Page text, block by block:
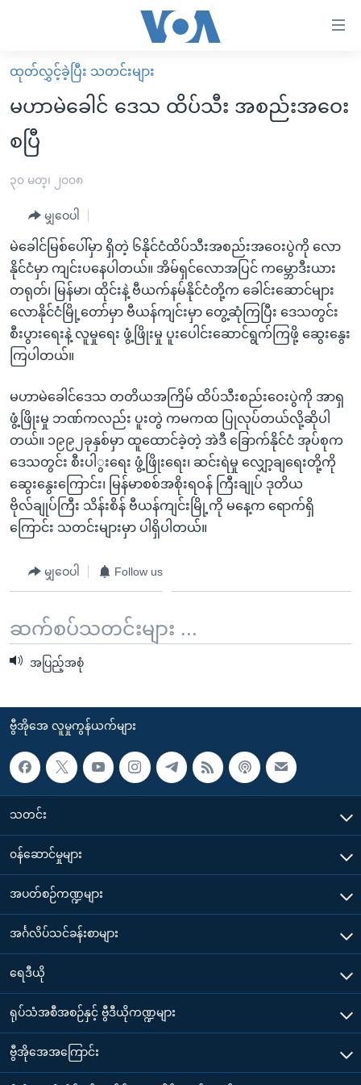
လွယ်ကူ
စေ
သည့်
Link
များ
အကြောင်းအရာ
သို့
ကျော်
ကြည့်
ရန်
ပင်မ
အ
စာမျက်နှာ
သို့
ရန်
ရှာဖွေ
ရန်
မူလစာမျက်နှာ
မြန်မာ
ကမ္ဘာ့သတင်းများ
အစ္စရေး-ပါလက်စတိုင်း
ရပ်ဝန်းတခု လမ်းတခု အလွန်
အင်္ဂလိပ်စာလေ့လာမယ်
အမေရိကန်သုံးအီဒီယံ
မကြေးမုံရဲ့ အင်္ဂလိပ်စာ
ရုပ်ရှင်ထဲက အင်္ဂလိပ်စာ
အပတ်စဉ်ကဏ္ဍများ
ရေဒီယို
တီဗွီ
ရေဒီယိုနှင့်ရုပ်သံ အချက်အလက်များ
ရေဒီယို/တီဗွီအစီအစဉ်
Learning English
ဗွီအိုအေ လူမှုကွန်ယက်များ
ဘာသာစကားများ
ထုတ်လွှင့်ခဲ့ပြီး သတင်းများ
မဟာမဲခေါင် ဒေသ ထိပ်သီး အစည်းအဝေး
စပြီ
၃၀ မတ္၊ ၂၀၀၈
မျှဝေပါ
မဲခေါင်မြစ်ပေါ်မှာ ရှိတဲ့ ၆နိုင်ငံထိပ်သီးအစည်းအဝေးပွဲကို လော
နိုင်ငံမှာ ကျင်းပနေပါတယ်။ အိမ်ရှင်လောအပြင် ကမ္ဘောဒီးယား
တရုတ်၊ မြန်မာ၊ ထိုင်းနဲ့ ဗီယက်နမ်နိုင်ငံတို့က ခေါင်းဆောင်များ
လောနိုင်ငံမြို့တော်မှာ ဗီယန်ကျင်းမှာ တွေ့ဆုံကြပြီး ဒေသတွင်း
စီးပွားရေးနဲ့ လူမှုရေး ဖွံ့ဖြိုးမှု ပူးပေါင်းဆောင်ရွက်ကြဖို့ ဆွေးနွေး
ကြပါတယ်။
မဟာမဲခေါင်ဒေသ တတိယအကြိမ် ထိပ်သီးစည်းဝေးပွဲကို အာရှ
ဖွံ့ဖြိုးမှု ဘဏ်ကလည်း ပူးတွဲ ကမကထ ပြုလုပ်တယ်လို့ဆိုပါ
တယ်။ ၁၉၉၂ခုနှစ်မှာ ထူထောင်ခဲ့တဲ့ အဲဒီ ခြောက်နိုင်ငံ အုပ်စုက
ဒေသတွင်း စီးပါွးရေး ဖွံ့ဖြိုးရေး၊ ဆင်းရဲမှု လျှော့ချရေးတို့ကို
ဆွေးနွေးကြောင်း၊ မြန်မာစစ်အစိုးရဝန် ကြီးချုပ် ဒုတိယ
ဗိုလ်ချုပ်ကြီး သိန်းစိန် ဗီယန်ကျင်းမြို့ကို မနေ့က ရောက်ရှိ
ကြောင်း သတင်းများမှာ ပါရှိပါတယ်။
မျှဝေပါ Follow us
ဆက်စပ်သတင်းများ ...
အပြည့်အစုံ
ဗွီအိုအေ လူမှုကွန်ယက်များ
သတင်း
၀န်ဆောင်မှုများ
အပတ်စဉ်ကဏ္ဍများ
အင်္ဂလိပ်သင်ခန်းစာများ
ရေဒီယို
ရုပ်သံအစီအစဉ်နှင့် ဗွီဒီယိုကဏ္ဍများ
ဗွီအိုအေအကြောင်း